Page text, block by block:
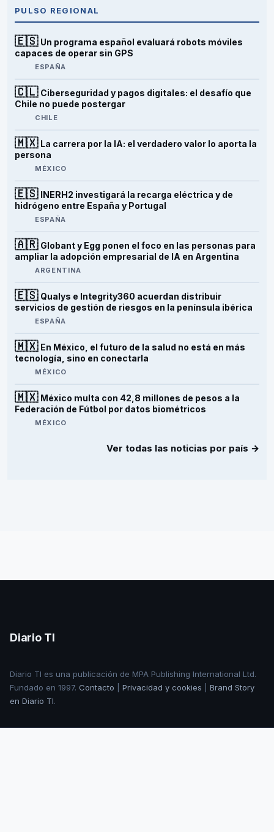
PULSO REGIONAL
🇪🇸 Un programa español evaluará robots móviles
capaces de operar sin GPS
ESPAÑA
🇨🇱 Ciberseguridad y pagos digitales: el desafío que
Chile no puede postergar
CHILE
🇲🇽 La carrera por la IA: el verdadero valor lo aporta la
persona
MÉXICO
🇪🇸 INERH2 investigará la recarga eléctrica y de
hidrógeno entre España y Portugal
ESPAÑA
🇦🇷 Globant y Egg ponen el foco en las personas para
ampliar la adopción empresarial de IA en Argentina
ARGENTINA
🇪🇸 Qualys e Integrity360 acuerdan distribuir
servicios de gestión de riesgos en la península ibérica
ESPAÑA
🇲🇽 En México, el futuro de la salud no está en más
tecnología, sino en conectarla
MÉXICO
🇲🇽 México multa con 42,8 millones de pesos a la
Federación de Fútbol por datos biométricos
MÉXICO
Ver todas las noticias por país →
Diario TI
Diario TI es una publicación de MPA Publishing International Ltd.
Fundado en 1997. Contacto Privacidad y cookies
Brand Story
en Diario TI.